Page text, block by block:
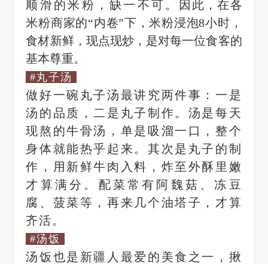
顺滑的米粉，缺一不可。
因此，在各
米粉商家的“内卷”下，米粉浸泡8小时，
食材新鲜，现点现炒，是对每一位食客的
基本尊重。
#丸子汤
做好一碗丸子汤最讲究两件事：一是
汤的品质，二是丸子制作。 汤是每天
现熬的牛骨汤，单是吸溜一口，整个
身体就能热乎起来。 其次是丸子的制
作，用新鲜牛肉入料，炸至外酥里嫩
才算满分。配菜常有阿魏菇、冻豆
腐、菠菜等，再来几个油塔子，才算
齐活。
#汤饭
汤饭也是新疆人最爱的美食之一，揪